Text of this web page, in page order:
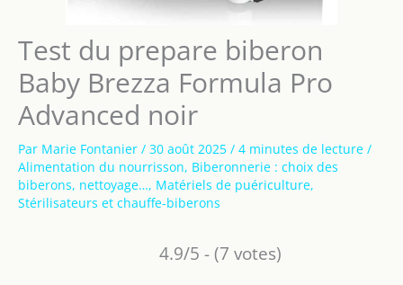
Test du prepare biberon
Baby Brezza Formula Pro
Advanced noir
Par Marie Fontanier / 30 août 2025 / 4 minutes de lecture /
Alimentation du nourrisson, Biberonnerie : choix des
biberons, nettoyage…, Matériels de puériculture,
Stérilisateurs et chauffe-biberons
4.9/5 - (7 votes)